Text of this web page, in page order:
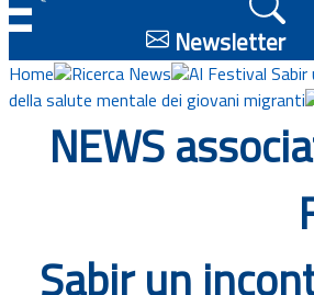
Approfondimenti
Eventi
Normativa
Documenti
Newsletter
Home Ricerca News
Al Festival
della salute mentale dei giovani migranti
NEWS
Sabir un